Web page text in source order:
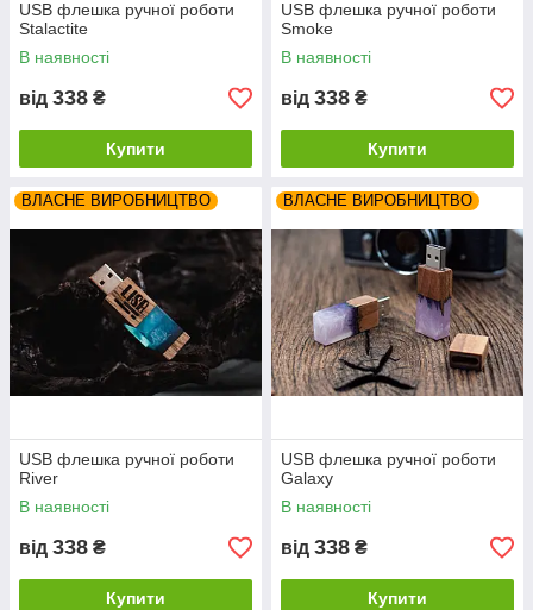
USB флешка ручної роботи
Stalactite
В наявності
від 338 ₴
Купити
USB флешка ручної роботи
Smoke
В наявності
від 338 ₴
Купити
ВЛАСНЕ ВИРОБНИЦТВО
USB флешка ручної роботи
River
В наявності
від 338 ₴
Купити
ВЛАСНЕ ВИРОБНИЦТВО
USB флешка ручної роботи
Galaxy
В наявності
від 338 ₴
Купити